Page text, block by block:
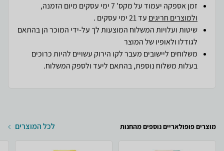
זמן אספקה יעמוד על מקס' 7 ימי עסקים מיום הזמנה,
ולמוצרים חריגים עד 21 ימי עסקים .
שיטות ועלויות המשלוח המוצעות לך על-ידי המוכר הן בהתאם
לגודלו ולאופיו של המוצר
משלוחים ליישובים מעבר לקו הירוק עשויים להיות כרוכים
בעלות משלוח נוספת, בהתאם ליעד ולספק המשלוח.
מוצרים פופולאריים נוספים מהחנות לכל המוצרים